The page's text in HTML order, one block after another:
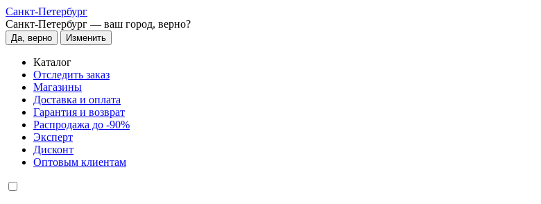
Санкт-Петербург
Санкт-Петербург — ваш город, верно?
Да, верно Изменить
Каталог
Отследить заказ
Магазины
Доставка и оплата
Гарантия и возврат
Распродажа до -90%
Эксперт
Дисконт
Оптовым клиентам